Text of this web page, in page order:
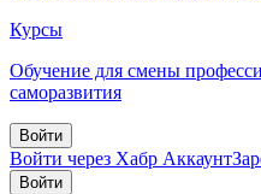
Курсы
Обучение для смены
саморазвития
Войти
Войти через Хабр Аккаунт
Войти